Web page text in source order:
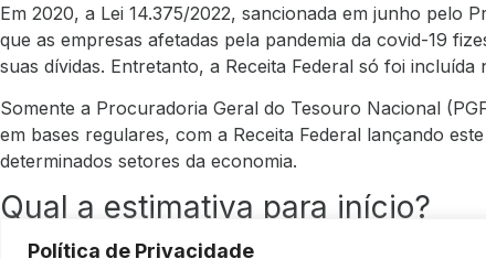
Política de Privacidade
Em 2020, a Lei 14.375/2022, sancionada em junho pelo
que as empresas afetadas pela pandemia da covid-19
suas dívidas. Entretanto, a Receita Federal só foi incluída
Somente a Procuradoria Geral do Tesouro Nacional
em bases regulares, com a Receita Federal lançando
determinados setores da economia.
Qual a estimativa para início?